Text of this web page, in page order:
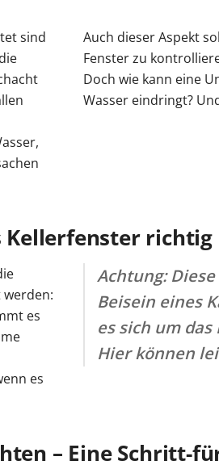
sind
Auch dieser Aspekt
Fenster zu
Doch wie kann eine
Wasser eindringt?
richtig
werden:
es
es
Achtung:
Beisein eines
es sich um
Hier können
– Eine Schritt-